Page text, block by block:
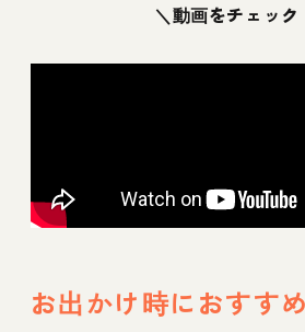
＼動画をチェック
お出かけ時におすす